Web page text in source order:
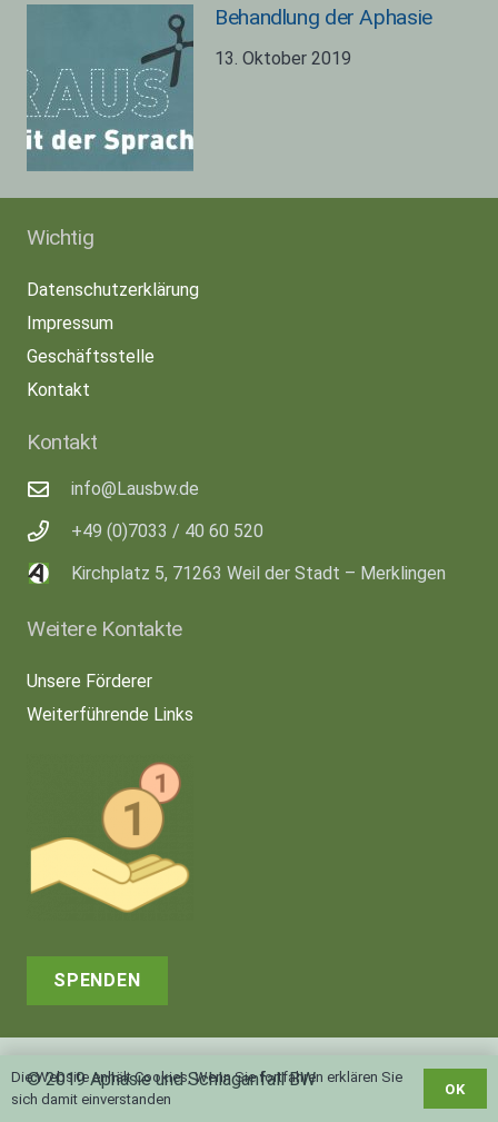
Behandlung der Aphasie
13. Oktober 2019
Wichtig
Datenschutzerklärung
Impressum
Geschäftsstelle
Kontakt
Kontakt
info@Lausbw.de
+49 (0)7033 / 40 60 520
Kirchplatz 5, 71263 Weil der Stadt – Merklingen
Weitere Kontakte
Unsere Förderer
Weiterführende Links
SPENDEN
© 2019 Aphasie und Schlaganfall BW
Die Website enhält Cookies, Wenn Sie fortfahren erklären Sie
sich damit einverstanden
OK